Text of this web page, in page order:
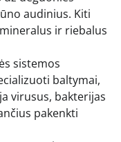
audinius. Kiti
ir riebalus
sistemos
baltymai,
virusus, bakterijas
pakenkti